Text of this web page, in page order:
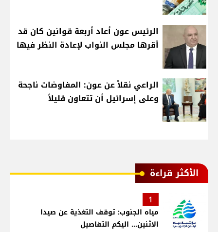
الرئيس عون أعاد أربعة قوانين كان قد
أقرها مجلس النواب لإعادة النظر فيها
الراعي نقلاً عن عون: المفاوضات ناجحة
وعلى إسرائيل أن تتعاون قليلاً
الأكثر قراءة
1
مياه الجنوب: توقف التغذية عن صيدا
الاثنين... اليكم التفاصيل